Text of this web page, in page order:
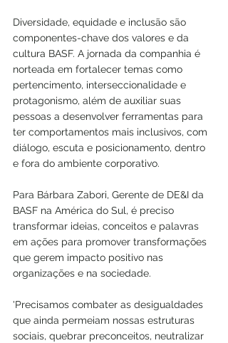
Diversidade, equidade e inclusão são
componentes-chave dos valores e da
cultura BASF. A jornada da companhia é
norteada em fortalecer temas como
pertencimento, interseccionalidade e
protagonismo, além de auxiliar suas
pessoas a desenvolver ferramentas para
ter comportamentos mais inclusivos, com
diálogo, escuta e posicionamento, dentro
e fora do ambiente corporativo.
Para Bárbara Zabori, Gerente de DE&I da
BASF na América do Sul, é preciso
transformar ideias, conceitos e palavras
em ações para promover transformações
que gerem impacto positivo nas
organizações e na sociedade.
'Precisamos combater as desigualdades
que ainda permeiam nossas estruturas
sociais, quebrar preconceitos, neutralizar